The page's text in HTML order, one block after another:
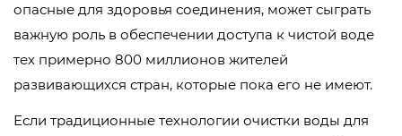
опасные для здоровья соединения, может сыграть
важную роль в обеспечении доступа к чистой воде
тех примерно 800 миллионов жителей
развивающихся стран, которые пока его не имеют.
Если традиционные технологии очистки воды для